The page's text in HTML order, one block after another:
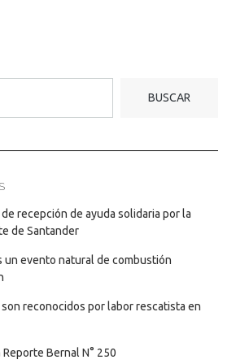
BUSCAR
recepción de ayuda solidaria por la
de Santander
un evento natural de combustión
reconocidos por labor rescatista en
Reporte Bernal N° 250